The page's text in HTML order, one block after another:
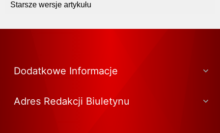
Starsze wersje artykułu
Dodatkowe Informacje
Adres Redakcji Biuletynu